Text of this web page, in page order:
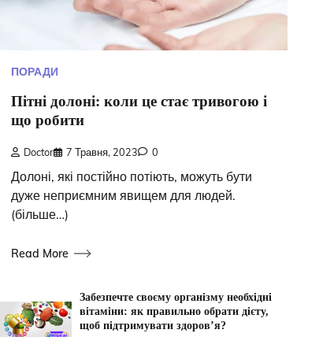
ПОРАДИ
Пітні долоні: коли це стає тривогою і
що робити
Doctor 7 Травня, 2023 0
Долоні, які постійно потіють, можуть бути
дуже неприємним явищем для людей.
(більше…)
Read More
Забезпечте своєму організму необхідні
вітаміни: як правильно обрати дієту,
щоб підтримувати здоров’я?